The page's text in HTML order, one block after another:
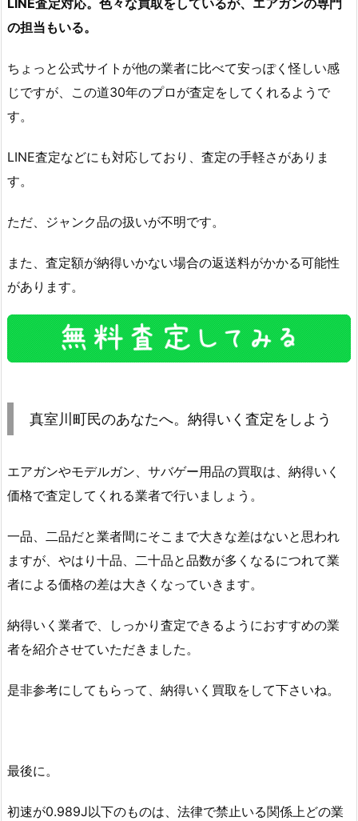
LINE査定対応。色々な買取をしているが、エアガンの専門
の担当もいる。
ちょっと公式サイトが他の業者に比べて安っぽく怪しい感
じですが、この道30年のプロが査定をしてくれるようで
す。
LINE査定などにも対応しており、査定の手軽さがありま
す。
ただ、ジャンク品の扱いが不明です。
また、査定額が納得いかない場合の返送料がかかる可能性
があります。
真室川町民のあなたへ。納得いく査定をしよう
エアガンやモデルガン、サバゲー用品の買取は、納得いく
価格で査定してくれる業者で行いましょう。
一品、二品だと業者間にそこまで大きな差はないと思われ
ますが、やはり十品、二十品と品数が多くなるにつれて業
者による価格の差は大きくなっていきます。
納得いく業者で、しっかり査定できるようにおすすめの業
者を紹介させていただきました。
是非参考にしてもらって、納得いく買取をして下さいね。
最後に。
初速が0.989J以下のものは、法律で禁止いる関係上どの業